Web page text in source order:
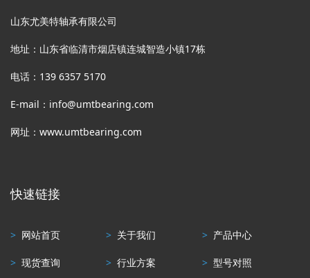
山东尤美特轴承有限公司
地址：山东省临清市烟店镇连城智造小镇17栋
电话：139 6357 5170
E-mail：info@umtbearing.com
网址：www.umtbearing.com
快速链接
> 网站首页 > 关于我们 > 产品中心
> 现货查询 >行业方案 > 型号对照